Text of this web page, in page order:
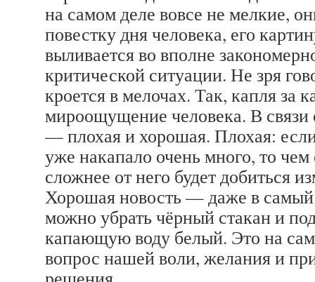
на самом деле вовсе не мелкие,
повестку дня человека, его
выливается во вполне
критической ситуации. Не зря
кроется в мелочах. Так, капля за
мироощущение человека. В связи
— плохая и хорошая. Плохая:
уже накапало очень много, то
сложнее от него будет добиться
Хорошая новость — даже в
можно убрать чёрный стакан и
капающую воду белый. Это на
вопрос нашей воли, желания и